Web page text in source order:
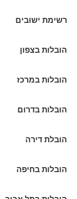
רשימת ישובים
הובלות בצפון
הובלות במרכז
הובלות בדרום
הובלת דירה
הובלות בחיפה